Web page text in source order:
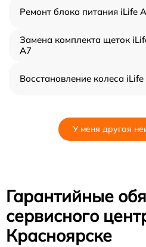
Ремонт блока питания iLife
Замена комплекта щеток
A7
Восстановление колеса iLife
У меня другая
Гарантийные
сервисного
Красноярске